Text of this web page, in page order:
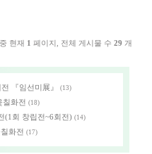
현재 1 페이지, 전체 게시물 수 29 개
『임선미展』 (13)
칠화전 (18)
(1회 창립전~6회전) (14)
화전 (17)